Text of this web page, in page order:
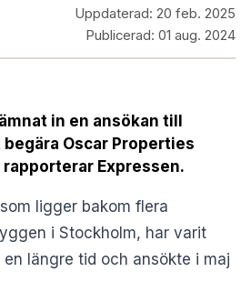
Uppdaterad: 20 feb. 2025
Publicerad: 01 aug. 2024
in en ansökan till
Oscar Properties
Expressen.
ligger bakom flera
i Stockholm, har varit
längre tid och ansökte i maj